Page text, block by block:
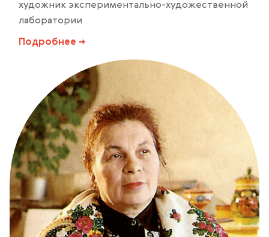
художник экспериментально-художественной
лаборатории
Подробнее →